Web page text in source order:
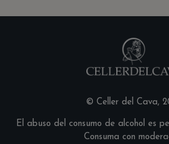
© Celler del Cava,
El abuso del consumo de alcohol es
Consuma con